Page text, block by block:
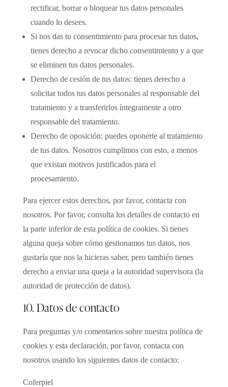
rectificar, borrar o bloquear tus datos personales
cuando lo desees.
Si nos das tu consentimiento para procesar tus datos,
tienes derecho a revocar dicho consentimiento y a que
se eliminen tus datos personales.
Derecho de cesión de tus datos: tienes derecho a
solicitar todos tus datos personales al responsable del
tratamiento y a transferirlos íntegramente a otro
responsable del tratamiento.
Derecho de oposición: puedes oponerte al tratamiento
de tus datos. Nosotros cumplimos con esto, a menos
que existan motivos justificados para el
procesamiento.
Para ejercer estos derechos, por favor, contacta con
nosotros. Por favor, consulta los detalles de contacto en
la parte inferior de esta política de cookies. Si tienes
alguna queja sobre cómo gestionamos tus datos, nos
gustaría que nos la hicieras saber, pero también tienes
derecho a enviar una queja a la autoridad supervisora (la
autoridad de protección de datos).
10. Datos de contacto
Para preguntas y/o comentarios sobre nuestra política de
cookies y esta declaración, por favor, contacta con
nosotros usando los siguientes datos de contacto:
Coferpiel